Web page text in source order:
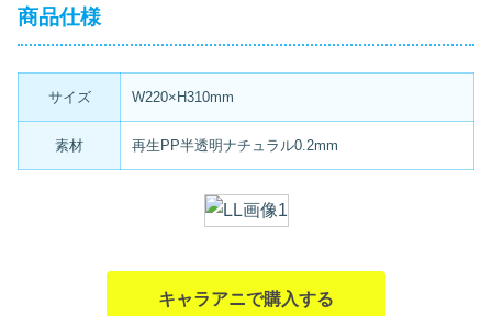
商品仕様
サイズ W220×H310mm
素材 再生PP半透明ナチュラル0.2mm
キャラアニで購入する